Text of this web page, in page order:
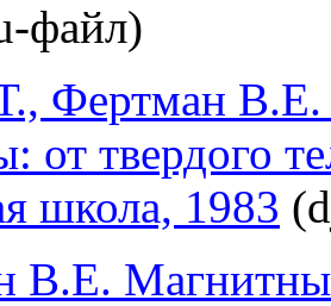
файл)
Фертман В.Е.
от твердого
школа, 1983
В.Е.